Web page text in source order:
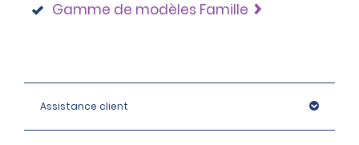
Gamme de modèles Famille
Assistance client